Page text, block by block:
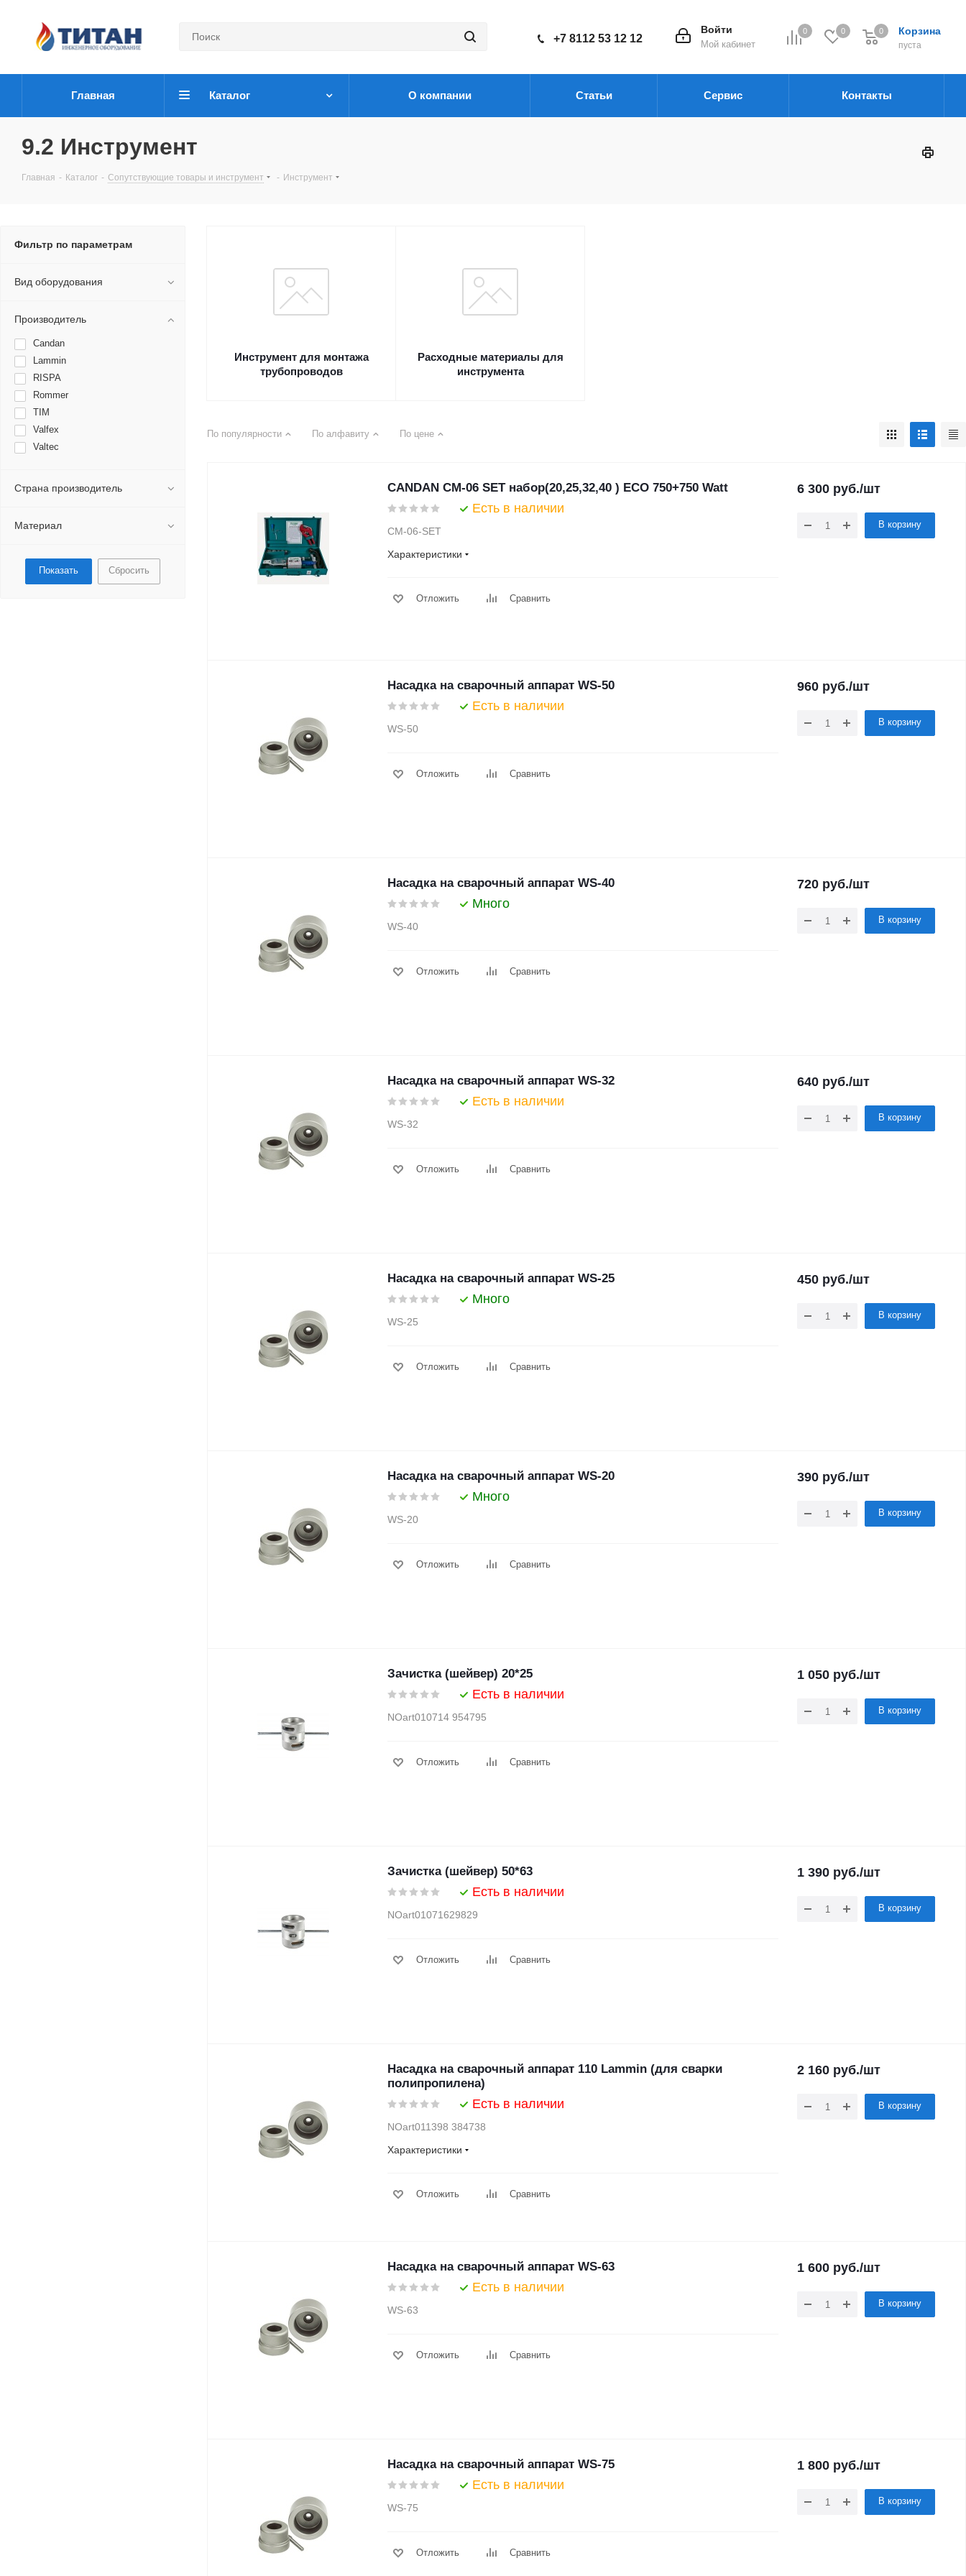
0 0 Корзина
пуста
0
Войти
Мой кабинет
+7 8112 53 12 12
Главная Каталог О компании Статьи Сервис Контакты
9.2 Инструмент
Главная - Каталог - Сопутствующие товары и инструмент - Инструмент
Инструмент для монтажа
трубопроводов
Расходные материалы для
инструмента
По популярности По алфавиту По цене
CANDAN CM-06 SET набор(20,25,32,40 ) ECO 750+750 Watt
Есть в наличии
CM-06-SET
Характеристики
Отложить Сравнить
6 300 руб./шт
В корзину
Насадка на сварочный аппарат WS-50
Есть в наличии
WS-50
Отложить Сравнить
960 руб./шт
В корзину
Насадка на сварочный аппарат WS-40
Много
WS-40
Отложить Сравнить
720 руб./шт
В корзину
Насадка на сварочный аппарат WS-32
Есть в наличии
WS-32
Отложить Сравнить
640 руб./шт
В корзину
Насадка на сварочный аппарат WS-25
Много
WS-25
Отложить Сравнить
450 руб./шт
В корзину
Насадка на сварочный аппарат WS-20
Много
WS-20
Отложить Сравнить
390 руб./шт
В корзину
Зачистка (шейвер) 20*25
Есть в наличии
NOart010714 954795
Отложить Сравнить
1 050 руб./шт
В корзину
Зачистка (шейвер) 50*63
Есть в наличии
NOart01071629829
Отложить Сравнить
1 390 руб./шт
В корзину
Насадка на сварочный аппарат 110 Lammin (для сварки
полипропилена)
Есть в наличии
NOart011398 384738
Характеристики
Отложить Сравнить
2 160 руб./шт
В корзину
Насадка на сварочный аппарат WS-63
Есть в наличии
WS-63
Отложить Сравнить
1 600 руб./шт
В корзину
Насадка на сварочный аппарат WS-75
Есть в наличии
WS-75
Отложить Сравнить
1 800 руб./шт
В корзину
Фильтр по параметрам
Вид оборудования
Производитель
Candan
Lammin
RISPA
Rommer
TIM
Valfex
Valtec
Страна производитель
Материал
Сбросить